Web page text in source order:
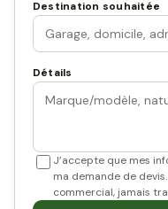
Destination souhaitée
Détails
J’accepte que mes
ma demande de
commercial, jamais